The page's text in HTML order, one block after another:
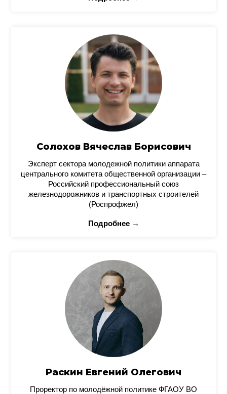
Солохов Вячеслав Борисович
Эксперт сектора молодежной политики аппарата
центрального комитета общественной организации –
Российский профессиональный союз
железнодорожников и транспортных строителей
(Роспрофжел)
Подробнее →
Раскин Евгений Олегович
Проректор по молодёжной политике ФГАОУ ВО